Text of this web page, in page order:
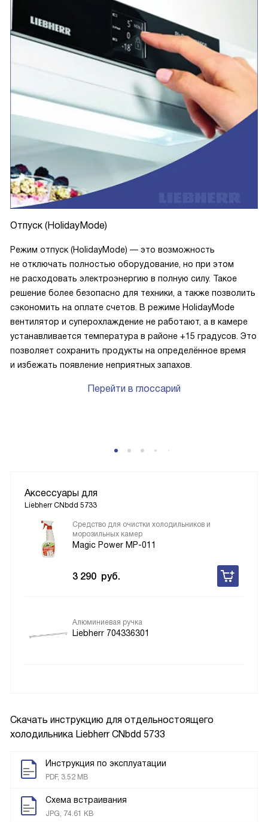
Скачать инструкцию для отдельностоящего
холодильника Liebherr CNbdd 5733
Инструкция по эксплуатации
PDF, 3.52 MB
Схема встраивания
JPG, 74.61 KB
Отпуск (HolidayMode)
Режим отпуск (HolidayMode) — это возможность
не отключать полностью оборудование, но при этом
не расходовать электроэнергию в полную силу. Такое
решение более безопасно для техники, а также позволить
сэкономить на оплате счетов. В режиме HolidayMode
вентилятор и суперохлаждение не работают, а в камере
устанавливается температура в районе +15 градусов. Это
позволяет сохранить продукты на определённое время
и избежать появление неприятных запахов.
Перейти в глоссарий
Аксессуары для
Liebherr CNbdd 5733
Средство для очистки холодильников и
морозильных камер
Magic Power MP-011
3 290 руб.
Алюминиевая ручка
Liebherr 704336301